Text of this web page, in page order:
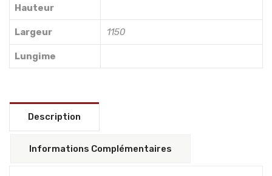
Hauteur
Largeur 1150
Lungime
Description
Informations Complémentaires